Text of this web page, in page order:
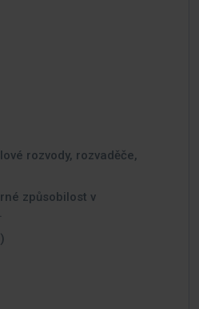
rozvody, rozvaděče,
způsobilost v